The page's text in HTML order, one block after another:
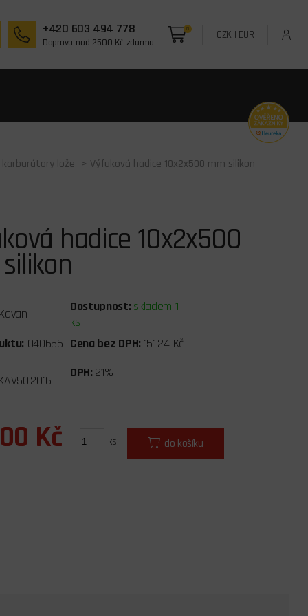
+420 603 494 778
Doprava nad 2500 Kč zdarma
0 CZK | EUR
lože > Výfuková hadice 10x2x500 mm silikon
hadice 10x2x500
Dostupnost: skladem 1
ks
040656 Cena bez DPH: 151,24 Kč
DPH: 21%
Kč ks do košíku